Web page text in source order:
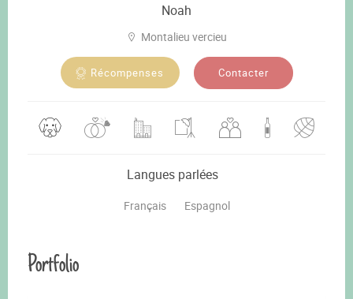
Noah
Montalieu vercieu
Récompenses Contacter
Langues parlées
Français Espagnol
Portfolio